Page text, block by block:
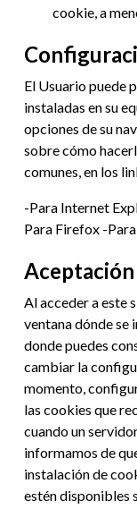
cookie, a
El Usuario puede
instaladas en su
opciones de su
sobre cómo
comunes, en los
-Para Internet
Para Firefox -Para
Al acceder a este
ventana dónde se
donde puedes
cambiar la
momento,
las cookies que
cuando un
informamos de
instalación de
estén disponibles